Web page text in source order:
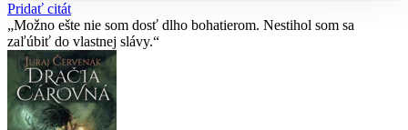
Pridať citát
Možno ešte nie som dosť dlho bohatierom. Nestihol som sa
zaľúbiť do vlastnej slávy.